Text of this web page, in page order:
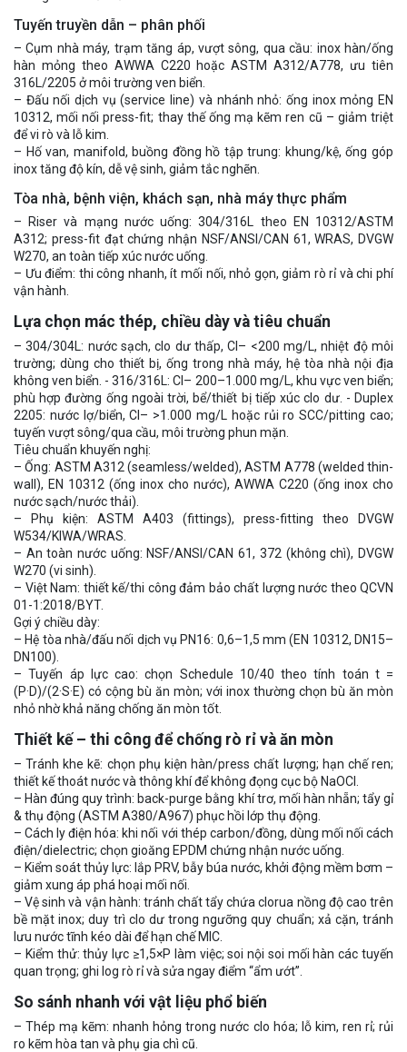
Tuyến truyền dẫn – phân phối
– Cụm nhà máy, trạm tăng áp, vượt sông, qua cầu: inox hàn/ống
hàn mỏng theo AWWA C220 hoặc ASTM A312/A778, ưu tiên
316L/2205 ở môi trường ven biển.
– Đấu nối dịch vụ (service line) và nhánh nhỏ: ống inox mỏng EN
10312, mối nối press-fit; thay thế ống mạ kẽm ren cũ – giảm triệt
để vi rò và lỗ kim.
– Hố van, manifold, buồng đồng hồ tập trung: khung/kệ, ống góp
inox tăng độ kín, dễ vệ sinh, giảm tắc nghẽn.
Tòa nhà, bệnh viện, khách sạn, nhà máy thực phẩm
– Riser và mạng nước uống: 304/316L theo EN 10312/ASTM
A312; press-fit đạt chứng nhận NSF/ANSI/CAN 61, WRAS, DVGW
W270, an toàn tiếp xúc nước uống.
– Ưu điểm: thi công nhanh, ít mối nối, nhỏ gọn, giảm rò rỉ và chi phí
vận hành.
Lựa chọn mác thép, chiều dày và tiêu chuẩn
– 304/304L: nước sạch, clo dư thấp, Cl– <200 mg/L, nhiệt độ môi
trường; dùng cho thiết bị, ống trong nhà máy, hệ tòa nhà nội địa
không ven biển. - 316/316L: Cl– 200–1.000 mg/L, khu vực ven biển;
phù hợp đường ống ngoài trời, bể/thiết bị tiếp xúc clo dư. - Duplex
2205: nước lợ/biển, Cl– >1.000 mg/L hoặc rủi ro SCC/pitting cao;
tuyến vượt sông/qua cầu, môi trường phun mặn.
Tiêu chuẩn khuyến nghị:
– Ống: ASTM A312 (seamless/welded), ASTM A778 (welded thin-
wall), EN 10312 (ống inox cho nước), AWWA C220 (ống inox cho
nước sạch/nước thải).
– Phụ kiện: ASTM A403 (fittings), press-fitting theo DVGW
W534/KIWA/WRAS.
– An toàn nước uống: NSF/ANSI/CAN 61, 372 (không chì), DVGW
W270 (vi sinh).
– Việt Nam: thiết kế/thi công đảm bảo chất lượng nước theo QCVN
01-1:2018/BYT.
Gợi ý chiều dày:
– Hệ tòa nhà/đấu nối dịch vụ PN16: 0,6–1,5 mm (EN 10312, DN15–
DN100).
– Tuyến áp lực cao: chọn Schedule 10/40 theo tính toán t =
(P·D)/(2·S·E) có cộng bù ăn mòn; với inox thường chọn bù ăn mòn
nhỏ nhờ khả năng chống ăn mòn tốt.
Thiết kế – thi công để chống rò rỉ và ăn mòn
– Tránh khe kẽ: chọn phụ kiện hàn/press chất lượng; hạn chế ren;
thiết kế thoát nước và thông khí để không đọng cục bộ NaOCl.
– Hàn đúng quy trình: back-purge bằng khí trơ, mối hàn nhẵn; tẩy gỉ
& thụ động (ASTM A380/A967) phục hồi lớp thụ động.
– Cách ly điện hóa: khi nối với thép carbon/đồng, dùng mối nối cách
điện/dielectric; chọn gioăng EPDM chứng nhận nước uống.
– Kiểm soát thủy lực: lắp PRV, bẫy búa nước, khởi động mềm bơm –
giảm xung áp phá hoại mối nối.
– Vệ sinh và vận hành: tránh chất tẩy chứa clorua nồng độ cao trên
bề mặt inox; duy trì clo dư trong ngưỡng quy chuẩn; xả cặn, tránh
lưu nước tĩnh kéo dài để hạn chế MIC.
– Kiểm thử: thủy lực ≥1,5×P làm việc; soi nội soi mối hàn các tuyến
quan trọng; ghi log rò rỉ và sửa ngay điểm “ẩm ướt”.
So sánh nhanh với vật liệu phổ biến
– Thép mạ kẽm: nhanh hỏng trong nước clo hóa; lỗ kim, ren rỉ; rủi
ro kẽm hòa tan và phụ gia chì cũ.